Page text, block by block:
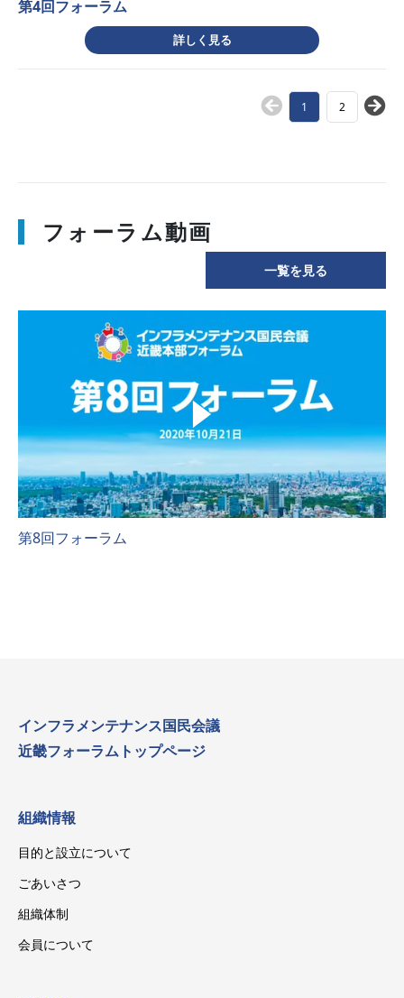
第4回フォーラム
詳しく見る
1 2
フォーラム動画
一覧を見る
第8回フォーラム
インフラメンテナンス国民会議
近畿フォーラムトップページ
組織情報
目的と設立について
ごあいさつ
組織体制
会員について